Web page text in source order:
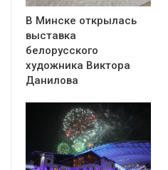
В Минске открылась
выставка
белорусского
художника Виктора
Данилова